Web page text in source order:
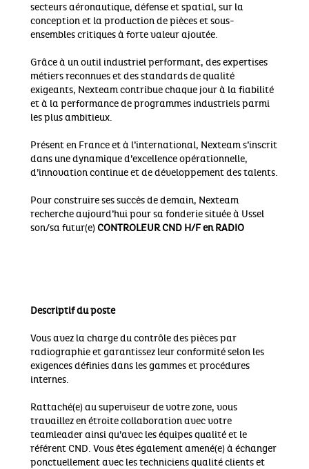
secteurs aéronautique, défense et spatial, sur la
conception et la production de pièces et sous-
ensembles critiques à forte valeur ajoutée.
Grâce à un outil industriel performant, des expertises
métiers reconnues et des standards de qualité
exigeants, Nexteam contribue chaque jour à la fiabilité
et à la performance de programmes industriels parmi
les plus ambitieux.
Présent en France et à l’international, Nexteam s’inscrit
dans une dynamique d’excellence opérationnelle,
d’innovation continue et de développement des talents.
Pour construire ses succès de demain, Nexteam
recherche aujourd’hui pour sa fonderie située à Ussel
son/sa futur(e)CONTROLEUR CND H/F en RADIO
Descriptif du poste
Vous avez la charge du contrôle des pièces par
radiographie et garantissez leur conformité selon les
exigences définies dans les gammes et procédures
internes.
Rattaché(e) au superviseur de votre zone, vous
travaillez en étroite collaboration avec votre
teamleader ainsi qu’avec les équipes qualité et le
référent CND. Vous êtes également amené(e) à échanger
ponctuellement avec les techniciens qualité clients et